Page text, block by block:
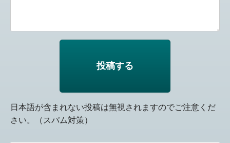
日本語が含まれない投稿は無視されますのでご注意くだ
さい。（スパム対策）